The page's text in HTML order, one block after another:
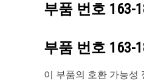
부품 번호 163-
부품 번호 163-
이 부품의 호환 가능성